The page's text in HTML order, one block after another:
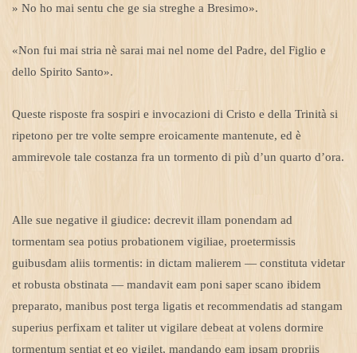
» No ho mai sentu che ge sia streghe a Bresimo».
«Non fui mai stria nè sarai mai nel nome del Padre, del Figlio e
dello Spirito Santo».
Queste risposte fra sospiri e invocazioni di Cristo e della Trinità si
ripetono per tre volte sempre eroicamente mantenute, ed è
ammirevole tale costanza fra un tormento di più d’un quarto d’ora.
Alle sue negative il giudice: decrevit illam ponendam ad
tormentam sea potius probationem vigiliae, proetermissis
guibusdam aliis tormentis: in dictam malierem — constituta videtar
et robusta obstinata — mandavit eam poni saper scano ibidem
preparato, manibus post terga ligatis et recommendatis ad stangam
superius perfixam et taliter ut vigilare debeat at volens dormire
tormentum sentiat et eo vigilet, mandando eam ipsam propriis